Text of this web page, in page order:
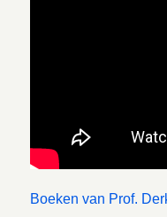
Boeken van Prof.